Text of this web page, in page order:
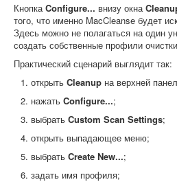
КнопкаConfigure... внизу окна
того, что именно MacCleanse будет
Здесь можно не полагаться на один
создать собственные профили
Практический сценарий выглядит так:
открыть Cleanup на верхней
нажать Configure...;
выбрать Custom Scan Settings;
открыть выпадающее меню;
выбрать Create New...;
задать имя профиля;